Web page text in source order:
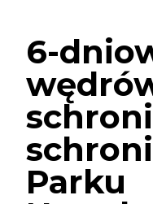
6-
Parku